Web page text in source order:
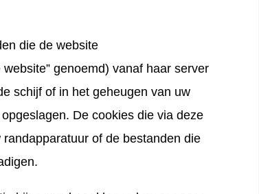
die de website
genoemd) vanaf haar server
schijf of in het geheugen van uw
De cookies die via deze
of de bestanden die